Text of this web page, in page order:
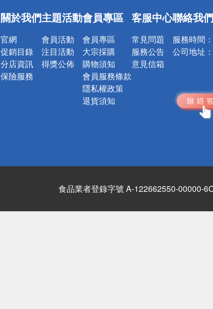
詐騙網頁！請小心！
關於我們
官網
促銷目錄
分店資訊
保險服務
主題活動
會員活動
注目活動
得獎公佈
會員專區
會員專區
大宗採購
購物須知
會員服務條款
隱私權政策
退貨須知
客服中心
常見問題
服務公告
意見信箱
聯絡我們
服務時間：
公司地址：
食品業者登錄字號 A-122662550-00000-6